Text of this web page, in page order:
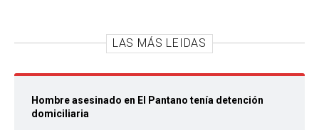
LAS MÁS LEIDAS
Hombre asesinado en El Pantano tenía detención
domiciliaria